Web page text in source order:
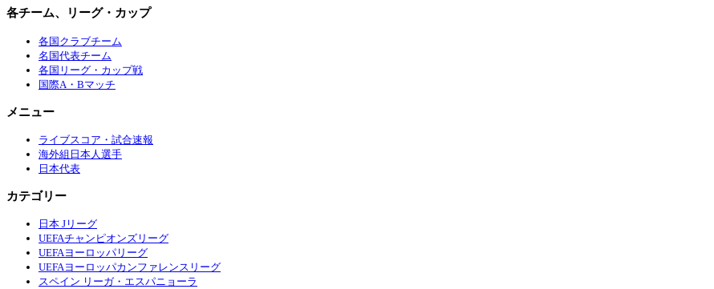
各チーム、リーグ・カップ
各国クラブチーム
名国代表チーム
各国リーグ・カップ戦
国際A・Bマッチ
メニュー
ライブスコア・試合速報
海外組日本人選手
日本代表
カテゴリー
日本 Jリーグ
UEFAチャンピオンズリーグ
UEFAヨーロッパリーグ
UEFAヨーロッパカンファレンスリーグ
スペイン リーガ・エスパニョーラ